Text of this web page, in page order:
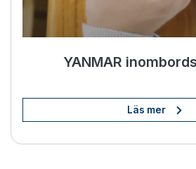
YANMAR
Läs mer